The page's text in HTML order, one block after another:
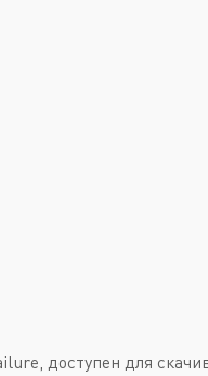
доступен для